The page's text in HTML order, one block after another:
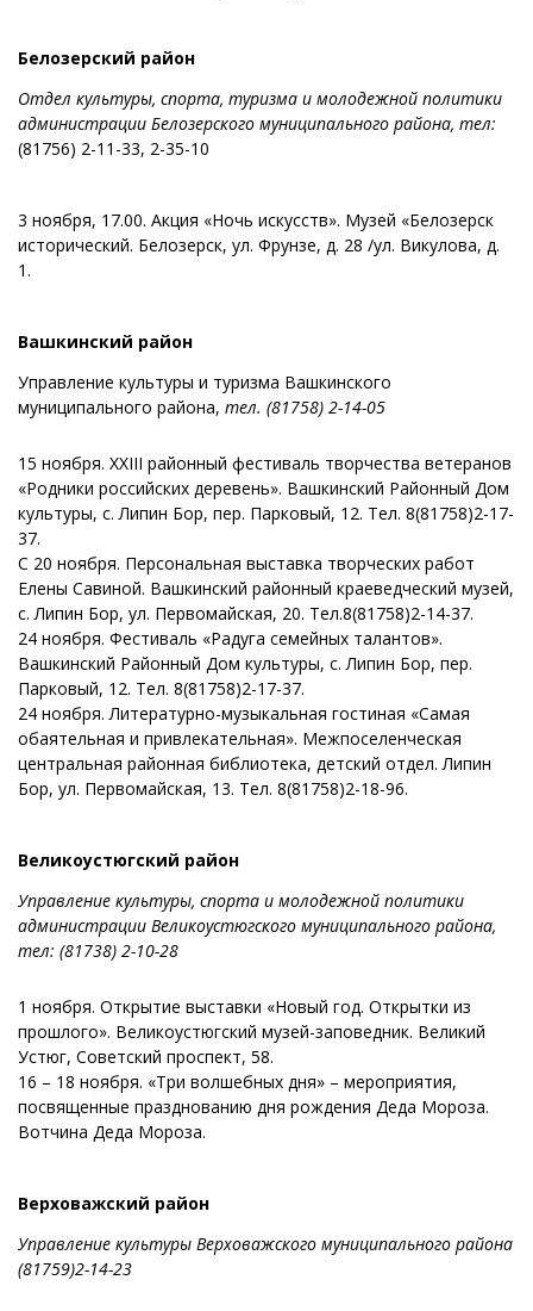
Белозерский район
Отдел культуры, спорта, туризма и молодежной политики
администрации Белозерского муниципального района, тел:
(81756) 2-11-33, 2-35-10
3 ноября, 17.00. Акция «Ночь искусств». Музей «Белозерск
исторический. Белозерск, ул. Фрунзе, д. 28 /ул. Викулова, д.
1.
Вашкинский район
Управление культуры и туризма Вашкинского
муниципального района, тел. (81758) 2-14-05
15 ноября. XXIII районный фестиваль творчества ветеранов
«Родники российских деревень». Вашкинский Районный Дом
культуры, с. Липин Бор, пер. Парковый, 12. Тел. 8(81758)2-17-
37.
С 20 ноября. Персональная выставка творческих работ
Елены Савиной. Вашкинский районный краеведческий музей,
с. Липин Бор, ул. Первомайская, 20. Тел.8(81758)2-14-37.
24 ноября. Фестиваль «Радуга семейных талантов».
Вашкинский Районный Дом культуры, с. Липин Бор, пер.
Парковый, 12. Тел. 8(81758)2-17-37.
24 ноября. Литературно-музыкальная гостиная «Самая
обаятельная и привлекательная». Межпоселенческая
центральная районная библиотека, детский отдел. Липин
Бор, ул. Первомайская, 13. Тел. 8(81758)2-18-96.
Великоустюгский район
Управление культуры, спорта и молодежной политики
администрации Великоустюгского муниципального района,
тел: (81738) 2-10-28
1 ноября. Открытие выставки «Новый год. Открытки из
прошлого». Великоустюгский музей-заповедник. Великий
Устюг, Советский проспект, 58.
16 – 18 ноября. «Три волшебных дня» – мероприятия,
посвященные празднованию дня рождения Деда Мороза.
Вотчина Деда Мороза.
Верховажский район
Управление культуры Верховажского муниципального района
(81759)2-14-23